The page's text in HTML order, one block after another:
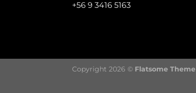
+56 9 3416 5163
Copyright 2026 © Flatsome Theme